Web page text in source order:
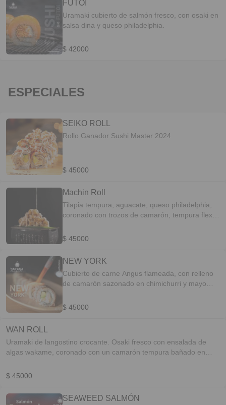
FUTOI
Uramaki cubierto de salmón fresco, con osaki en
salsa dina y queso philadelphia.
$ 42000
ESPECIALES
SEIKO ROLL
Rollo Ganador Sushi Master 2024
$ 45000
Machin Roll
Tilapia tempura, aguacate, queso philadelphia,
coronado con trozos de camarón, tempura flex y
$ 45000
NEW YORK
Cubierto de carne Angus flameada, con relleno
de camarón sazonado en chimichurri y mayo
$ 45000
WAN ROLL
Uramaki de langostino crocante. Osaki fresco con ensalada de
algas wakame, coronado con un camarón tempura bañado en
$ 45000
SEAWEED SALMÓN